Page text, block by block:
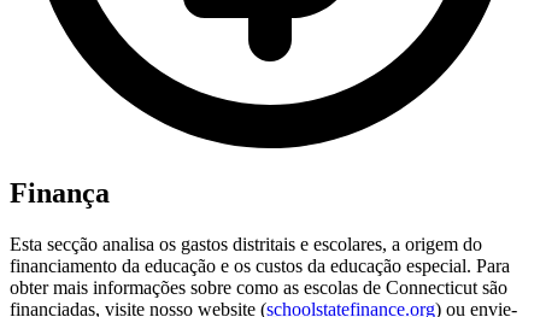
Finança
Esta secção analisa os gastos distritais e escolares, a origem do
financiamento da educação e os custos da educação especial. Para
obter mais informações sobre como as escolas de Connecticut são
financiadas, visite nosso website (schoolstatefinance.org) ou envie-